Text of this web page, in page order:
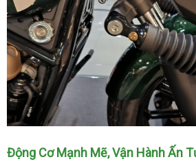
Động Cơ Mạnh Mẽ, Vận Hành Ấn